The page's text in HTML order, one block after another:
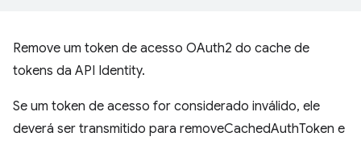
Remove um token de acesso OAuth2 do cache de
tokens da API Identity.
Se um token de acesso for considerado inválido, ele
deverá ser transmitido para removeCachedAuthToken e